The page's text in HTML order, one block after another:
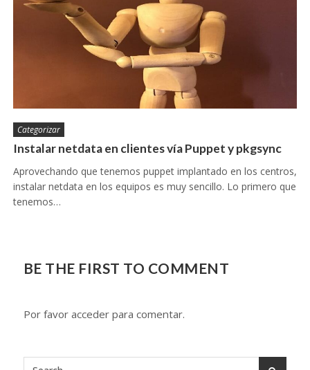
Categorizar
Instalar netdata en clientes vía Puppet y pkgsync
Aprovechando que tenemos puppet implantado en los centros,
instalar netdata en los equipos es muy sencillo. Lo primero que
tenemos…
BE THE FIRST TO COMMENT
Por favor acceder para comentar.